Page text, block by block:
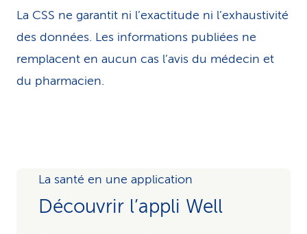
La CSS ne garantit ni l’exactitude ni l’exhaustivité
des données. Les infor­ma­tions publiées ne
remplacent en aucun cas l’avis du médecin et
du pharmacien.
La santé en une application
Découvrir l’appli Well